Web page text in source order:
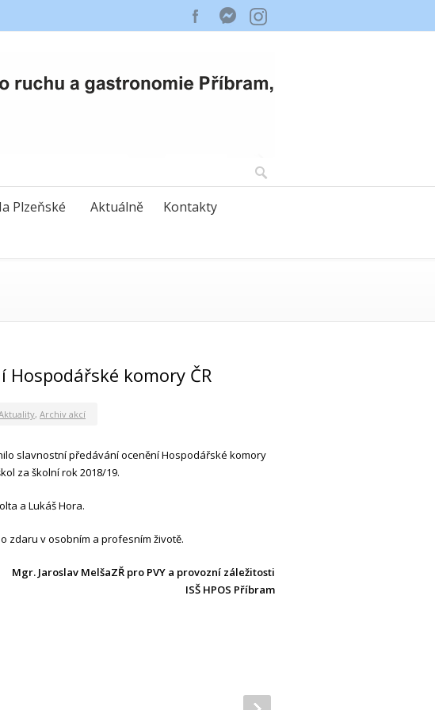
Plzeňské Aktuálně
Kontakty
komory ČR
, Archiv akcí
slavnostní předávání ocenění Hospodářské komory
za školní rok 2018/19.
a Lukáš Hora.
zdaru v osobním a profesním životě.
Mgr. Jaroslav MelšaZŘ pro PVY a provozní záležitosti
ISŠ HPOS Příbram